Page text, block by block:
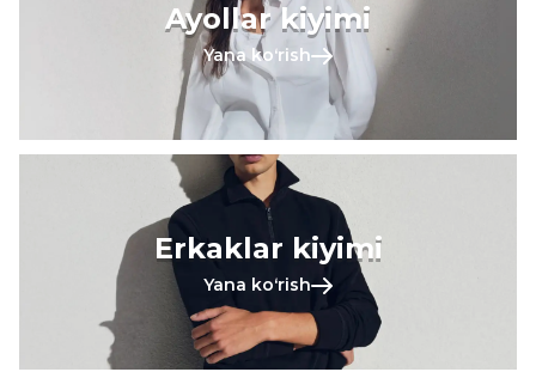
Ayollar kiyimi
Yana koʻrish
Erkaklar kiyimi
Yana koʻrish